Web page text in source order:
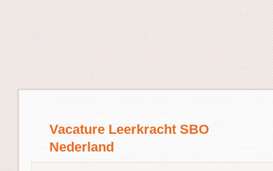
Vacature Leerkracht SBO
Nederland